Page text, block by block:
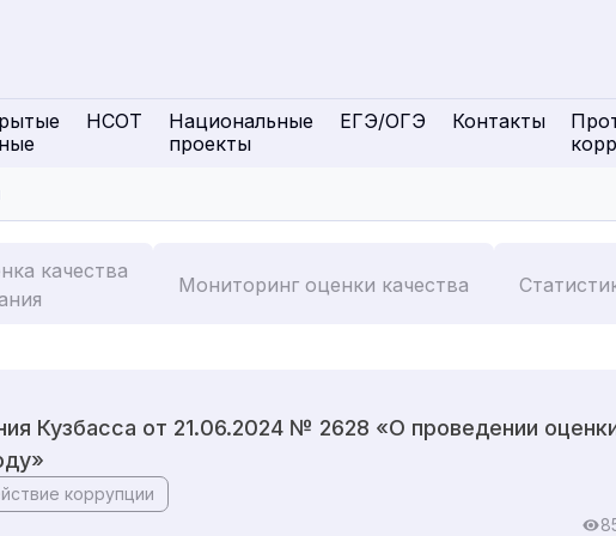
НСОТ
Национальные
проекты
ЕГЭ/ОГЭ Контакты
качества
Мониторинг оценки качества
Кузбасса от 21.06.2024 № 2628 «О проведении
коррупции